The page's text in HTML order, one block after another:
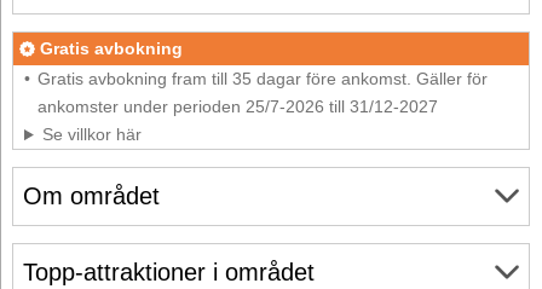
Om området
Gratis avbokning
Gratis avbokning fram till 35 dagar före ankomst. Gäller för
ankomster under perioden 25/7-2026 till 31/12-2027
Se villkor här
Topp-attraktioner i området